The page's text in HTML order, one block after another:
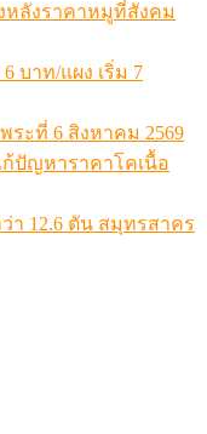
หลังราคาหมูที่สังคม
บาท/แผง เริ่ม 7
ะที่ 6 สิงหาคม 2569
ก้ปัญหาราคาโคเนื้อ
า 12.6 ตัน สมุทรสาคร